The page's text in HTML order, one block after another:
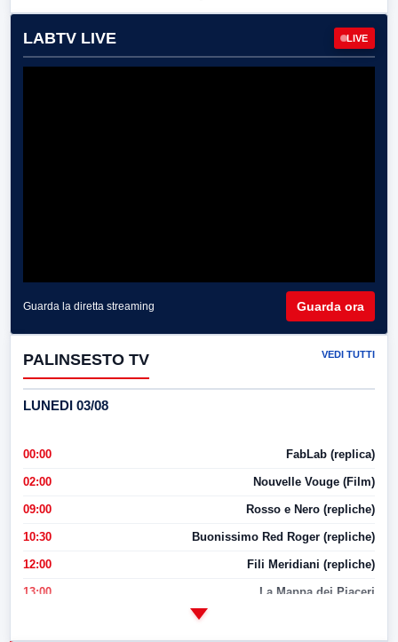
LABTV LIVE LIVE
Guarda la diretta streaming Guarda ora
PALINSESTO TV VEDI TUTTI
LUNEDI 03/08
00:00 FabLab (replica)
02:00 Nouvelle Vouge (Film)
09:00 Rosso e Nero (repliche)
10:30 Buonissimo Red Roger (repliche)
12:00 Fili Meridiani (repliche)
13:00 La Mappa dei Piaceri